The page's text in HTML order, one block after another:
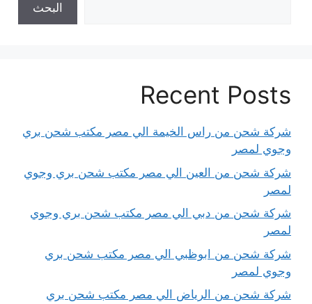
البحث
Recent Posts
شركة شحن من راس الخيمة الي مصر مكتب شحن بري
وجوي لمصر
شركة شحن من العين الي مصر مكتب شحن بري وجوي
لمصر
شركة شحن من دبي الي مصر مكتب شحن بري وجوي
لمصر
شركة شحن من ابوظبي الي مصر مكتب شحن بري
وجوي لمصر
شركة شحن من الرياض الي مصر مكتب شحن بري